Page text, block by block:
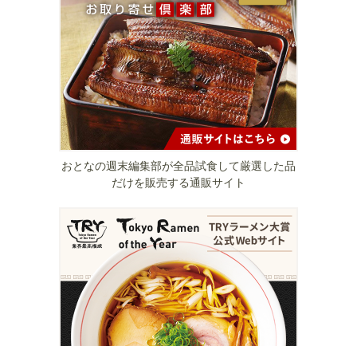
おとなの週末編集部が全品試食して厳選した品
だけを販売する通販サイト